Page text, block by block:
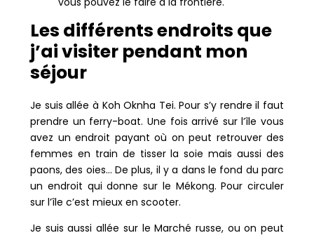
Les différents endroits que
j’ai visiter pendant mon
séjour
Je suis allée à Koh Oknha Tei. Pour s’y rendre il faut
prendre un ferry-boat. Une fois arrivé sur l’île vous
avez un endroit payant où on peut retrouver des
femmes en train de tisser la soie mais aussi des
paons, des oies… De plus, il y a dans le fond du parc
un endroit qui donne sur le Mékong. Pour circuler
sur l’île c’est mieux en scooter.
Je suis aussi allée sur le Marché russe, ou on peut